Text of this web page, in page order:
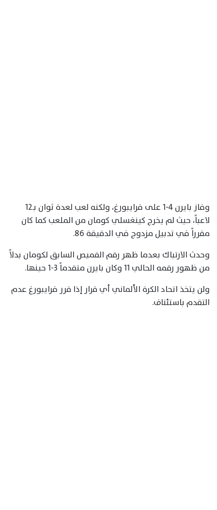
وفاز بايرن 4-1 على فرايبورغ، ولكنه لعب لعدة ثوان بـ12
لاعباً، حيث لم يخرج كينغسلي كومان من الملعب كما كان
مقرراً في تدبيل مزدوج في الدقيقة 86.
وحدث الارتباك بعدما ظهر رقم القميص السابق لكومان بدلاً
من ظهور رقمه الحالي 11 وكان بايرن متقدماً 3-1 حينها.
ولن يتخذ اتحاد الكرة الألماني أي قرار إذا قرر فرايبورغ عدم
التقدم باستئناف.